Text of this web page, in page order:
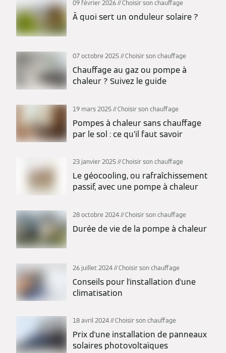
09 février 2026 Choisir son chauffage
À quoi sert un onduleur solaire ?
07 octobre 2025 Choisir son chauffage
Chauffage au gaz ou pompe à
chaleur ? Suivez le guide
19 mars 2025 Choisir son chauffage
Pompes à chaleur sans chauffage
par le sol : ce qu’il faut savoir
23 janvier 2025 Choisir son chauffage
Le géocooling, ou rafraîchissement
passif, avec une pompe à chaleur
28 octobre 2024 Choisir son chauffage
Durée de vie de la pompe à chaleur
26 juillet 2024 Choisir son chauffage
Conseils pour l'installation d'une
climatisation
18 avril 2024 Choisir son chauffage
Prix d'une installation de panneaux
solaires photovoltaïques